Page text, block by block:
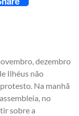
dezembro
Ilhéus não
Na manhã
no
sobre a